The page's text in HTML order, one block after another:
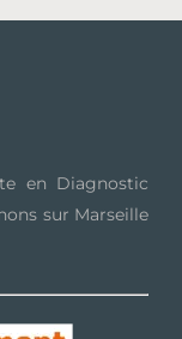
en Diagnostic
sur Marseille